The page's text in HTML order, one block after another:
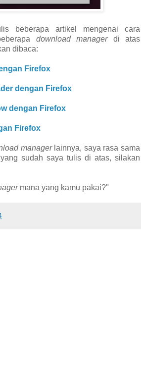
beberapa artikel mengenai cara
download managerdi atas
dibaca:
Firefox
dengan Firefox
dengan Firefox
Firefox
managerlainnya, saya rasa sama
sudah saya tulis di atas, silakan
mana yang kamu pakai?"